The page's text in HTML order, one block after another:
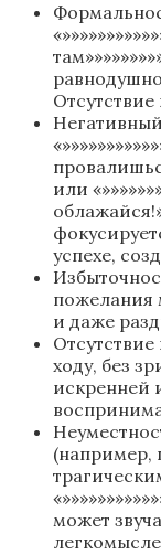
или
успехе,
пожелания
и даже
ходу, без
искренней
(например,
может